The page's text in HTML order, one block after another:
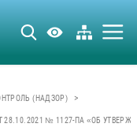
(НАДЗОР) >
№ 1127-ПА «ОБ